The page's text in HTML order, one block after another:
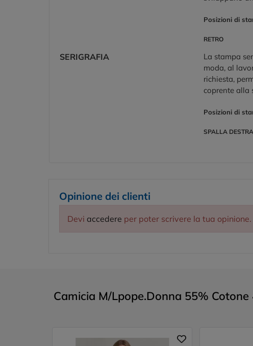
Posizioni di
RETRO
SERIGRAFIA
La stampa
moda, al
richiesta,
coprente alla
Posizioni di
SPALLA DESTRA
Opinione dei clienti
Devi accedere per poter scrivere la tua opinione.
Camicia M/Lpope.Donna 55% Cotone